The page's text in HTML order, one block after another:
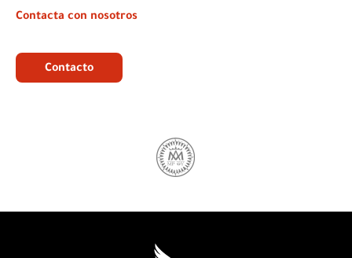
Contacta con nosotros
Contacto